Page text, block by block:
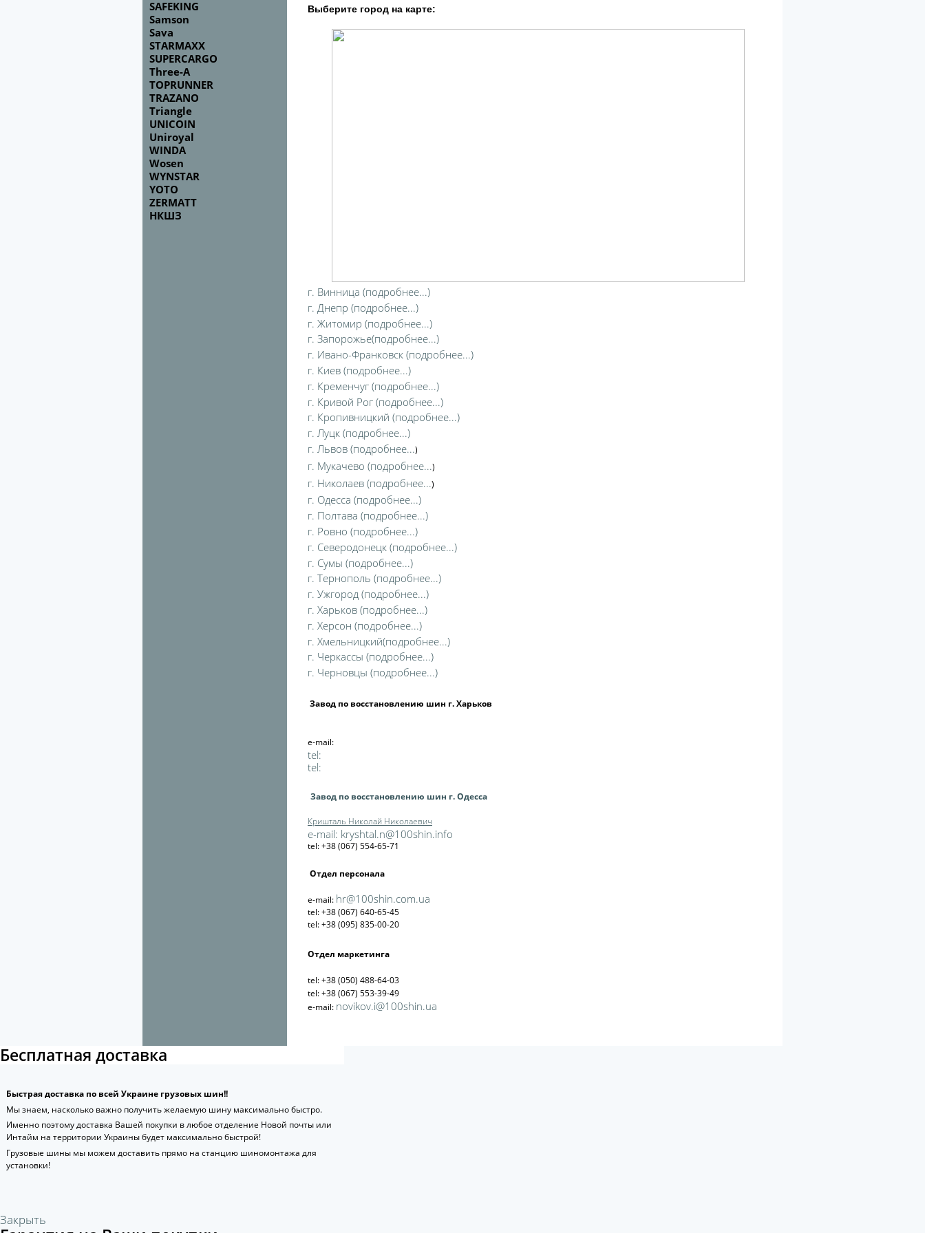
SAFEKING
Samson
Sava
STARMAXX
SUPERCARGO
Three-A
TOPRUNNER
TRAZANO
Triangle
UNICOIN
Uniroyal
WINDA
Wosen
WYNSTAR
YOTO
ZERMATT
НКШЗ
Выберите город на карте:
г. Винница (подробнее...)
г. Днепр (подробнее...)
г. Житомир (подробнее...)
г. Запорожье(подробнее...)
г. Ивано-Франковск (подробнее...)
г. Киев (подробнее...)
г. Кременчуг (подробнее...)
г. Кривой Рог (подробнее...)
г. Кропивницкий (подробнее...)
г. Луцк (подробнее...)
г. Львов (подробнее...)
г. Мукачево (подробнее...)
г. Николаев (подробнее...)
г. Одесса (подробнее...)
г. Полтава (подробнее...)
г. Ровно (подробнее...)
г. Северодонецк (подробнее...)
г. Сумы (подробнее...)
г. Тернополь (подробнее...)
г. Ужгород (подробнее...)
г. Харьков (подробнее...)
г. Херсон (подробнее...)
г. Хмельницкий(подробнее...)
г. Черкассы (подробнее...)
г. Черновцы (подробнее...)
Завод по восстановлению шин г. Харьков
e-mail:
tel:
tel:
Завод по восстановлению шин г. Одесса
Кришталь Николай Николаевич
e-mail: kryshtal.n@100shin.info
tel: +38 (067) 554-65-71
Отдел персонала
e-mail: hr@100shin.com.ua
tel: +38 (067) 640-65-45
tel: +38 (095) 835-00-20
Отдел маркетинга
tel: +38 (050) 488-64-03
tel: +38 (067) 553-39-49
e-mail: novikov.i@100shin.ua
Бесплатная доставка
Быстрая доставка по всей Украине грузовых шин!!
Мы знаем, насколько важно получить желаемую шину максимально быстро.
Именно поэтому доставка Вашей покупки в любое отделение Новой почты или
Интайм на территории Украины будет максимально быстрой!
Грузовые шины мы можем доставить прямо на станцию шиномонтажа для
установки!
Закрыть